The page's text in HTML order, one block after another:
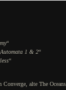
“
Automata 1 & 2“
“
Converge, alte The